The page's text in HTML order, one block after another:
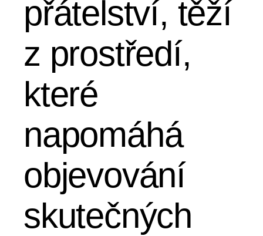
přátelství, těží
z prostředí,
které
napomáhá
objevování
skutečných